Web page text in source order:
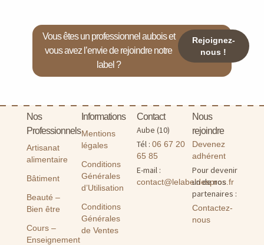
Vous êtes un professionnel aubois et
vous avez l’envie de rejoindre notre
label ?
Rejoignez-
nous !
Nos
Professionnels
Artisanat
alimentaire
Bâtiment
Beauté –
Bien être
Cours –
Enseignement
Informations
Mentions
légales
Conditions
Générales
d’Utilisation
Conditions
Générales
de Ventes
Contact
Aube (10)
Tél : 06 67 20
65 85
E-mail :
contact@lelabeldespros.fr
Nous
rejoindre
Devenez
adhérent
Pour devenir
un de nos
partenaires :
Contactez-
nous